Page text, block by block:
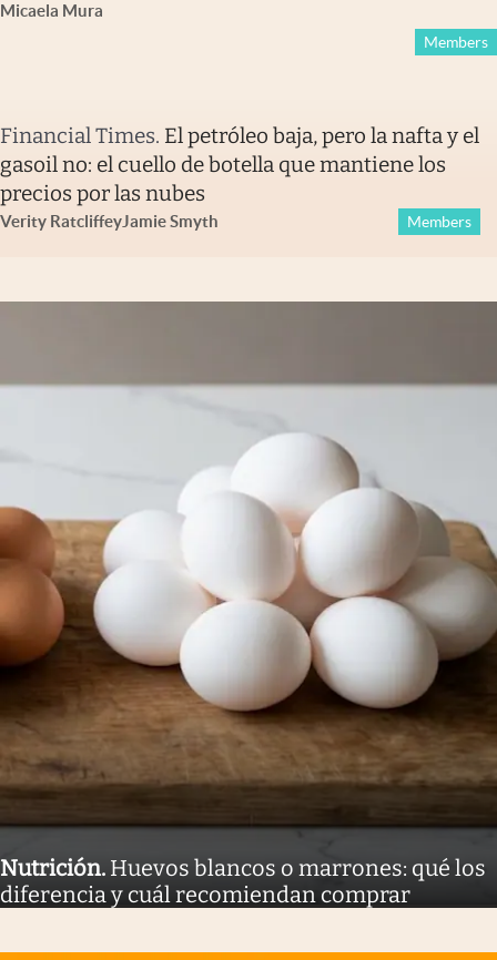
Micaela Mura
Members
Financial Times. El petróleo baja, pero la nafta y el
gasoil no: el cuello de botella que mantiene los
precios por las nubes
Verity RatcliffeyJamie Smyth Members
Nutrición. Huevos blancos o marrones: qué los
diferencia y cuál recomiendan comprar